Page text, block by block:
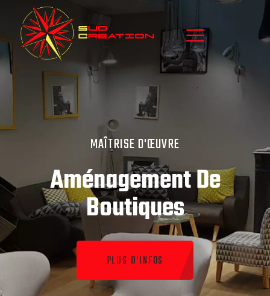
MAÎTRISE D'ŒUVRE
Rénovations
Résidentielles,
Commerciales Ou
Publiques